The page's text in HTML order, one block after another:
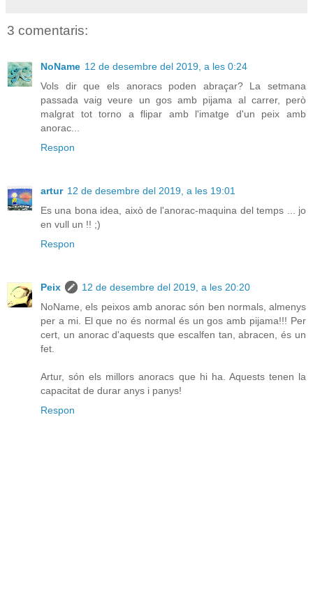
3 comentaris:
NoName 12 de desembre del 2019, a les 0:24
Vols dir que els anoracs poden abraçar? La setmana
passada vaig veure un gos amb pijama al carrer, però
malgrat tot torno a flipar amb l'imatge d'un peix amb
anorac...
Respon
artur 12 de desembre del 2019, a les 19:01
Es una bona idea, això de l'anorac-maquina del temps ... jo
en vull un !! ;)
Respon
Peix
12 de desembre del 2019, a les 20:20
NoName, els peixos amb anorac són ben normals, almenys
per a mi. El que no és normal és un gos amb pijama!!! Per
cert, un anorac d'aquests que escalfen tan, abracen, és un
fet.
Artur, són els millors anoracs que hi ha. Aquests tenen la
capacitat de durar anys i panys!
Respon